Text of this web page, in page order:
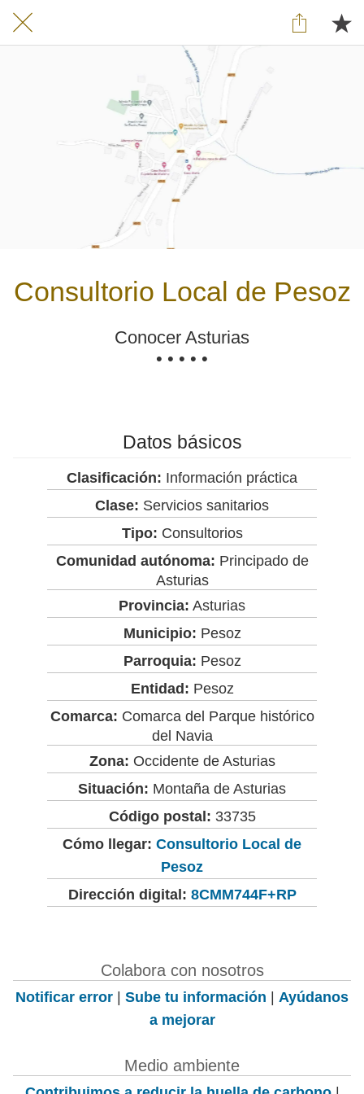
Consultorio Local de Pesoz
Conocer Asturias
• • • • •
Datos básicos
Clasificación: Información práctica
Clase: Servicios sanitarios
Tipo: Consultorios
Comunidad autónoma: Principado de
Asturias
Provincia: Asturias
Municipio: Pesoz
Parroquia: Pesoz
Entidad: Pesoz
Comarca: Comarca del Parque histórico
del Navia
Zona: Occidente de Asturias
Situación: Montaña de Asturias
Código postal: 33735
Cómo llegar: Consultorio Local de
Pesoz
Dirección digital: 8CMM744F+RP
Colabora con nosotros
Notificar error | Sube tu información | Ayúdanos
a mejorar
Medio ambiente